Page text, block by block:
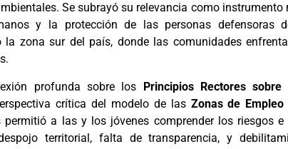
Se subrayó su relevancia como instrumento
y la protección de las personas defensoras
la zona sur del país, donde las comunidades
profunda sobre los Principios Rectores sobre
crítica del modelo de las Zonas de
permitió a las y los jóvenes comprender los riesgos
territorial, falta de transparencia, y